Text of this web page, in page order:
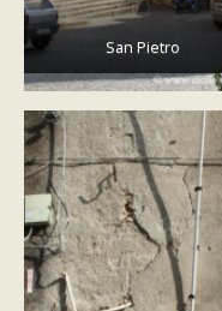
San Pietro